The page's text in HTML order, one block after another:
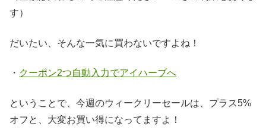
す）
だいたい、そんな一気に買わないですよね！
・ クーポン2つ自動入力でアイハーブへ
ということで、今週のウィークリーセールは、プラス5%
オフと、大変お買い得になってますよ！